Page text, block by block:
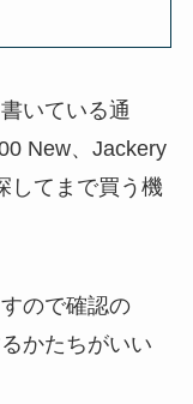
いている通
New、Jackery
してまで買う機
ので確認の
かたちがいい